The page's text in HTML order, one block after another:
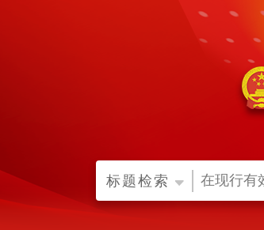
标题检索